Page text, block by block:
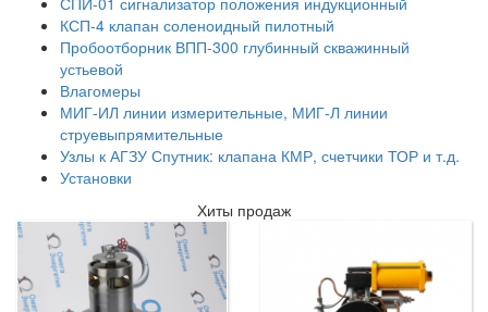
КСП-4 клапан соленоидный пилотный
Пробоотборник ВПП-300 глубинный скважинный
устьевой
Влагомеры
МИГ-ИЛ линии измерительные, МИГ-Л линии
струевыпрямительные
Узлы к АГЗУ Спутник: клапана КМР, счетчики ТОР и т.д.
Установки
Хиты продаж